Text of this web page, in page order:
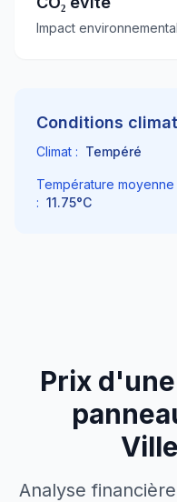
Impact environnemental
Conditions
Climat : Tempéré
Température moyenne
: 11.75°C
Prix
Analyse